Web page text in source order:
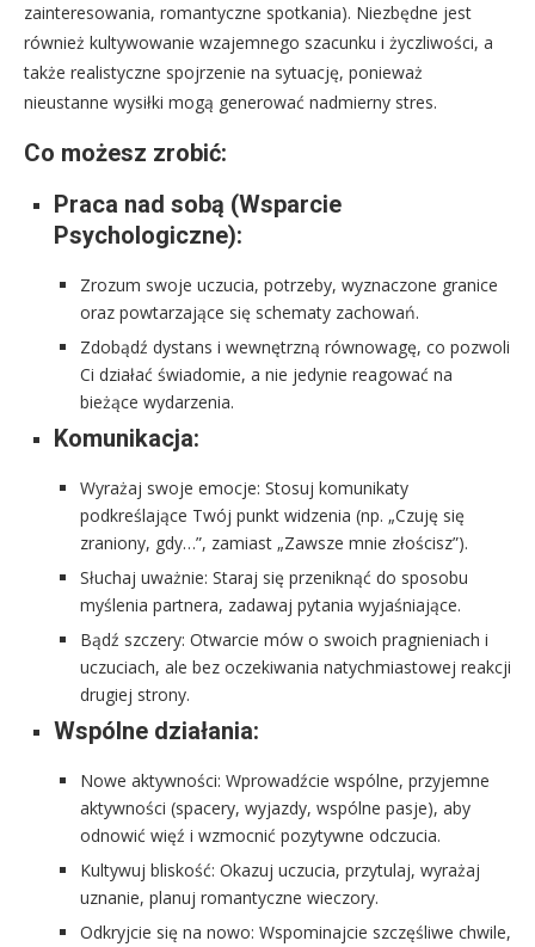
zainteresowania, romantyczne spotkania). Niezbędne jest
również kultywowanie wzajemnego szacunku i życzliwości, a
także realistyczne spojrzenie na sytuację, ponieważ
nieustanne wysiłki mogą generować nadmierny stres.
Co możesz zrobić:
Praca nad sobą (Wsparcie
Psychologiczne):
Zrozum swoje uczucia, potrzeby, wyznaczone granice
oraz powtarzające się schematy zachowań.
Zdobądź dystans i wewnętrzną równowagę, co pozwoli
Ci działać świadomie, a nie jedynie reagować na
bieżące wydarzenia.
Komunikacja:
Wyrażaj swoje emocje: Stosuj komunikaty
podkreślające Twój punkt widzenia (np. „Czuję się
zraniony, gdy…”, zamiast „Zawsze mnie złościsz”).
Słuchaj uważnie: Staraj się przeniknąć do sposobu
myślenia partnera, zadawaj pytania wyjaśniające.
Bądź szczery: Otwarcie mów o swoich pragnieniach i
uczuciach, ale bez oczekiwania natychmiastowej reakcji
drugiej strony.
Wspólne działania:
Nowe aktywności: Wprowadźcie wspólne, przyjemne
aktywności (spacery, wyjazdy, wspólne pasje), aby
odnowić więź i wzmocnić pozytywne odczucia.
Kultywuj bliskość: Okazuj uczucia, przytulaj, wyrażaj
uznanie, planuj romantyczne wieczory.
Odkryjcie się na nowo: Wspominajcie szczęśliwe chwile,